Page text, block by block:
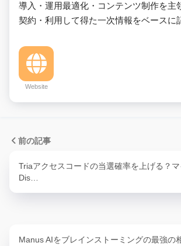
導入・運用最適化・コンテンツ制作を主
契約・利用して得た一次情報をベースに
Website
前の記事
Triaアクセスコードの当選確率を上げる？
Dis…
Manus AIをブレインストーミングの最強の